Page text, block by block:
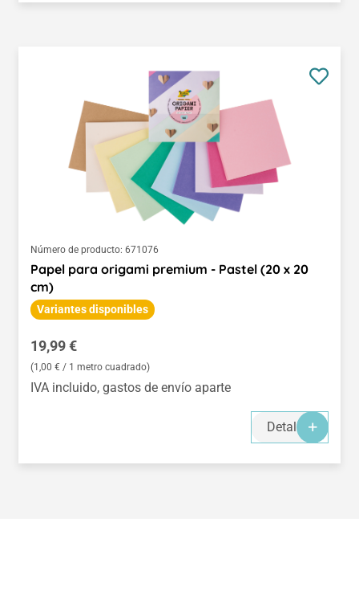
Número de producto: 671076
Papel para origami premium - Pastel (20 x 20
cm)
Variantes disponibles
Precio normal:
19,99 €
(1,00 € / 1 metro cuadrado)
IVA incluido, gastos de envío aparte
Detalles